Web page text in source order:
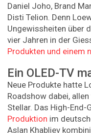
Daniel Joho, Brand
Disti Telion. Denn
Ungewissheiten über
vier Jahren in der
Produkten und einem
Ein OLED-TV
Neue Produkte hatte
Roadshow dabei,
Stellar. Das High-End-
Produktion im
Aslan Khabliev